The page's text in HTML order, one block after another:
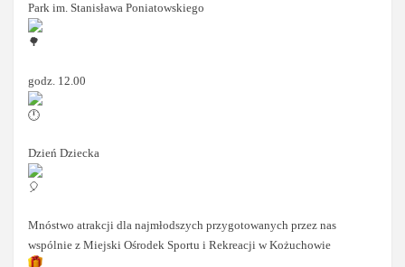
Park im. Stanisława Poniatowskiego
godz. 12.00
Dzień Dziecka
Mnóstwo atrakcji dla najmłodszych przygotowanych przez nas
wspólnie z Miejski Ośrodek Sportu i Rekreacji w Kożuchowie